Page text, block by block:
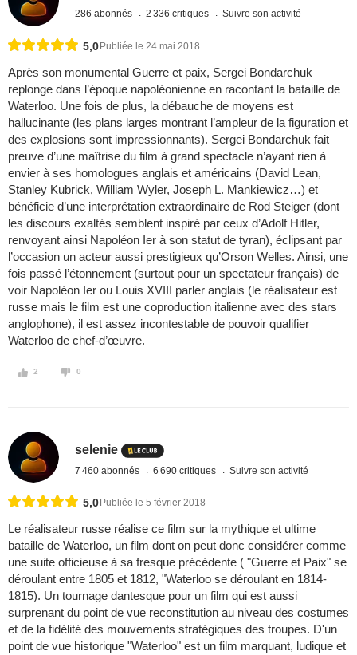
286 abonnés 2 336 critiques Suivre son activité
5,0 Publiée le 24 mai 2018
Après son monumental Guerre et paix, Sergei Bondarchuk
replonge dans l’époque napoléonienne en racontant la bataille de
Waterloo. Une fois de plus, la débauche de moyens est
hallucinante (les plans larges montrant l’ampleur de la figuration et
des explosions sont impressionnants). Sergei Bondarchuk fait
preuve d’une maîtrise du film à grand spectacle n’ayant rien à
envier à ses homologues anglais et américains (David Lean,
Stanley Kubrick, William Wyler, Joseph L. Mankiewicz…) et
bénéficie d’une interprétation extraordinaire de Rod Steiger (dont
les discours exaltés semblent inspiré par ceux d’Adolf Hitler,
renvoyant ainsi Napoléon Ier à son statut de tyran), éclipsant par
l’occasion un acteur aussi prestigieux qu’Orson Welles. Ainsi, une
fois passé l’étonnement (surtout pour un spectateur français) de
voir Napoléon Ier ou Louis XVIII parler anglais (le réalisateur est
russe mais le film est une coproduction italienne avec des stars
anglophone), il est assez incontestable de pouvoir qualifier
Waterloo de chef-d’œuvre.
2 0
selenie
7 460 abonnés 6 690 critiques Suivre son activité
5,0 Publiée le 5 février 2018
Le réalisateur russe réalise ce film sur la mythique et ultime
bataille de Waterloo, un film dont on peut donc considérer comme
une suite officieuse à sa fresque précédente ( "Guerre et Paix" se
déroulant entre 1805 et 1812, "Waterloo se déroulant en 1814-
1815). Un tournage dantesque pour un film qui est aussi
surprenant du point de vue reconstitution au niveau des costumes
et de la fidélité des mouvements stratégiques des troupes. D'un
point de vue historique "Waterloo" est un film marquant, ludique et